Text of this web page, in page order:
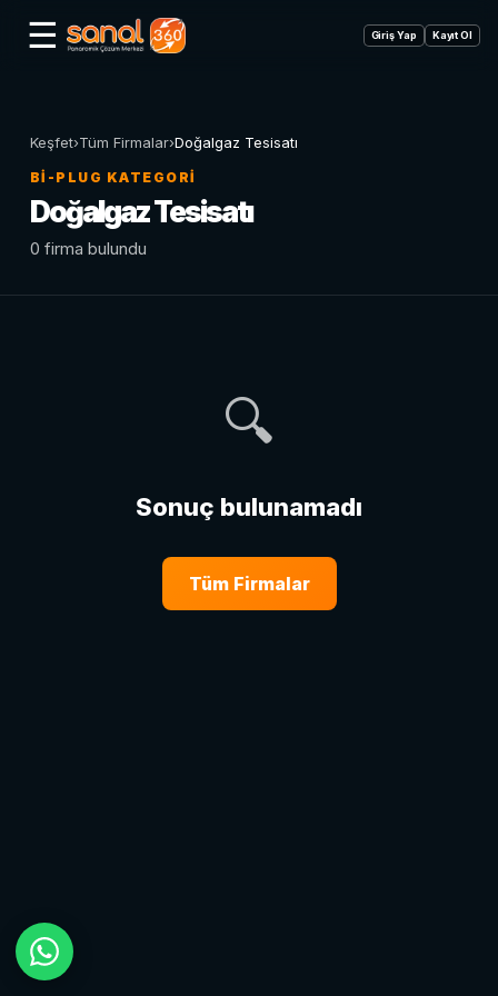
☰ Giriş Yap Kayıt Ol
Keşfet›Tüm Firmalar›Doğalgaz Tesisatı
BI-PLUG KATEGORI
Doğalgaz Tesisatı
0 firma bulundu
🔍
Sonuç bulunamadı
Tüm Firmalar